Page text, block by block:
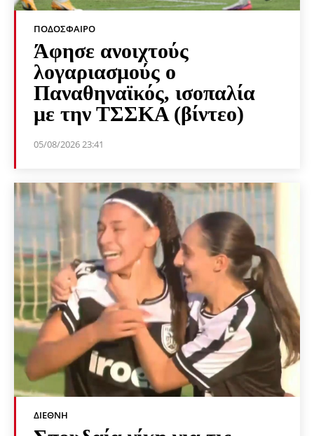
ΠΟΔΌΣΦΑΙΡΟ
Άφησε ανοιχτούς
λογαριασμούς ο
Παναθηναϊκός, ισοπαλία
με την ΤΣΣΚΑ (βίντεο)
05/08/2026 23:41
ΔΙΕΘΝΉ